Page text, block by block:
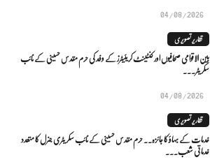
04/08/2026
تقاریر تصویری
بین الاقوامی صحافیوں اور کنٹینٹ کریئیٹرز کے وفد کی حرم مقدس حسینی کے نائب
سکریٹر...
04/08/2026
تقاریر تصویری
خدمات کے بہاؤ کا جائزہ.. حرم مقدس حسینی کے نائب سکریٹری جنرل کا متعدد
خدماتی شعب...